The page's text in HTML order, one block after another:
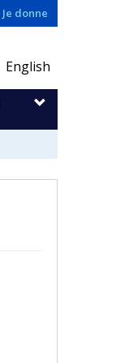
Je donne
English